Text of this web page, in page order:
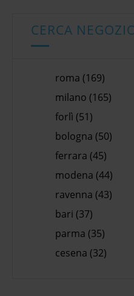
CERCA
roma (169)
milano (165)
forlì (51)
bologna (50)
ferrara (45)
modena (44)
ravenna (43)
bari (37)
parma (35)
cesena (32)